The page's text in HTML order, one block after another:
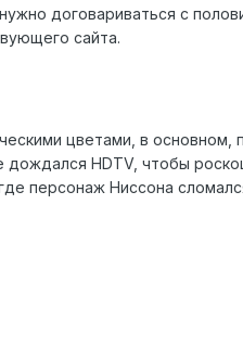
договариваться с
сайта.
цветами, в основном,
HDTV, чтобы
персонаж Ниссона